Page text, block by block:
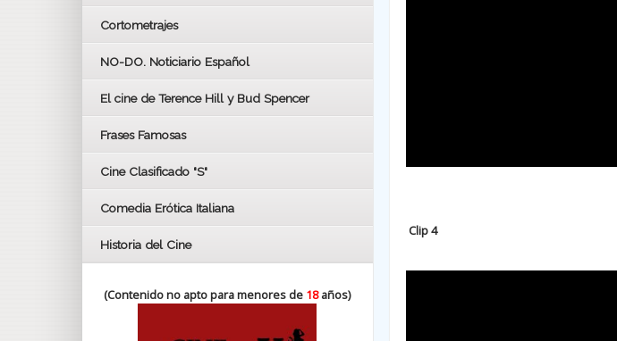
Clip 4
LOS OSCARS
BAFTA
Cortometrajes
NO-DO. Noticiario Español
El cine de Terence Hill y Bud Spencer
Frases Famosas
Cine Clasificado "S"
Comedia Erótica Italiana
Historia del Cine
(Contenido no apto para menores de 18años)